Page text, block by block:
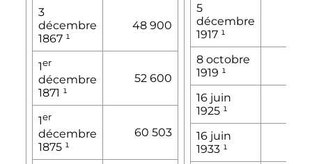
3
décembre
1867¹
48 900
1er
décembre
1871 ¹
52 600
1er
décembre
1875¹
60 503
5
décembre
1917¹
8 octobre
1919 ¹
16 juin
1925¹
16 juin
1933¹